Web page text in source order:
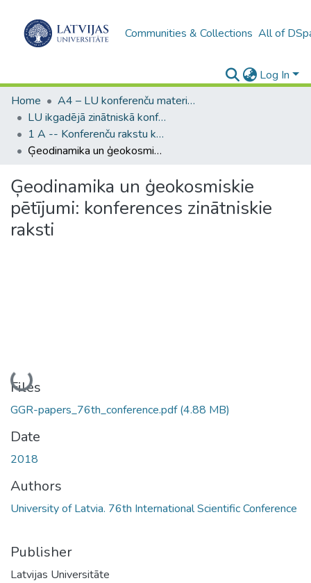
Communities & Collections All of
Log In
Home
A4 – LU konferenču materiāli / Conference papers of the UL
LU ikgadējā zinātniskā konference / Scientific Conference of the University of Latvia
1 A -- Konferenču rakstu krājumi (LU) / Scientific papers
Ģeodinamika un ģeokosmiskie pētījumi: konferences zinātniskie raksti
Ģeodinamika un ģeokosmiskie
pētījumi: konferences zinātniskie
raksti
Loading...
Files
GGR-papers_76th_conference.pdf(4.88 MB)
Date
2018
Authors
University of Latvia. 76th International Scientific Conference
Publisher
Latvijas Universitāte